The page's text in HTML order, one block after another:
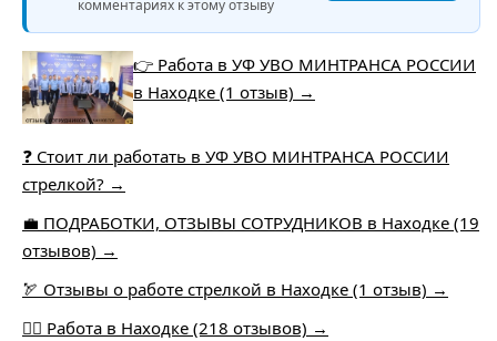
комментариях к этому отзыву
👉 Работа в УФ УВО МИНТРАНСА РОССИИ
в Находке (1 отзыв) →
❓ Стоит ли работать в УФ УВО МИНТРАНСА РОССИИ
стрелкой? →
💼 ПОДРАБОТКИ, ОТЗЫВЫ СОТРУДНИКОВ в Находке (19
отзывов) →
🏹 Отзывы о работе стрелкой в Находке (1 отзыв) →
🏴‍☠️ Работа в Находке (218 отзывов) →